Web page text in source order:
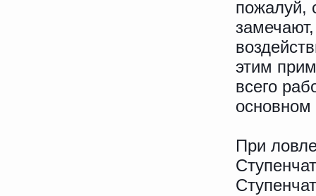
пожалуй,
этим
всего
основном
При